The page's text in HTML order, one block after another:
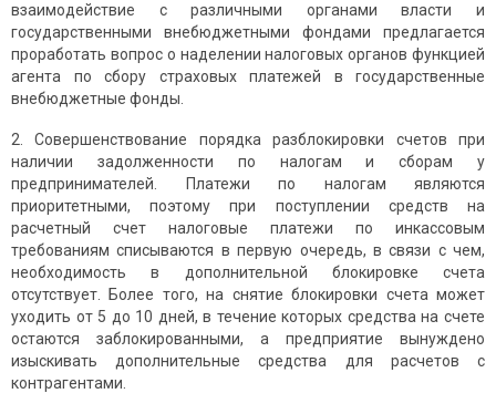
взаимодействие с различными органами власти и
государственными внебюджетными фондами предлагается
проработать вопрос о наделении налоговых органов функцией
агента по сбору страховых платежей в государственные
внебюджетные фонды.
2. Совершенствование порядка разблокировки счетов при
наличии задолженности по налогам и сборам у
предпринимателей. Платежи по налогам являются
приоритетными, поэтому при поступлении средств на
расчетный счет налоговые платежи по инкассовым
требованиям списываются в первую очередь, в связи с чем,
необходимость в дополнительной блокировке счета
отсутствует. Более того, на снятие блокировки счета может
уходить от 5 до 10 дней, в течение которых средства на счете
остаются заблокированными, а предприятие вынуждено
изыскивать дополнительные средства для расчетов с
контрагентами.